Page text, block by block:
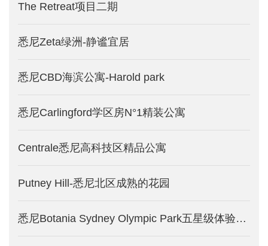
The Retreat项目二期
悉尼Zeta绿洲-静谧宜居
悉尼CBD海滨公寓-Harold park
悉尼Carlingford学区房N°1精装公寓
Centrale悉尼高科技区精品公寓
Putney Hill-悉尼北区成熟的花园
悉尼Botania Sydney Olympic Park五星级体验式公寓